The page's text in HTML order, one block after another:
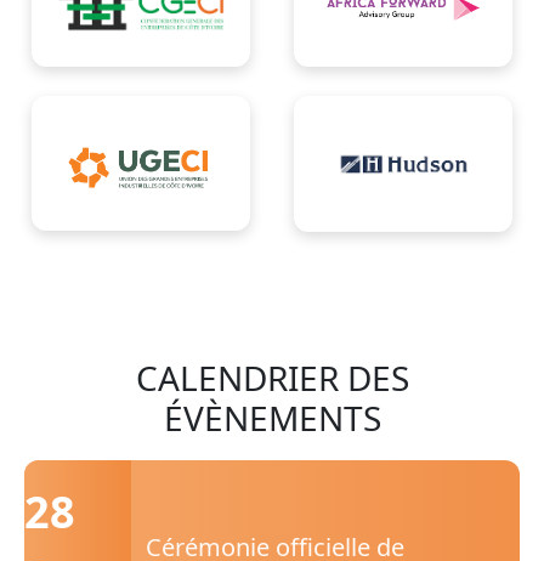
CALENDRIER DES
ÉVÈNEMENTS
28
Cérémonie officielle de